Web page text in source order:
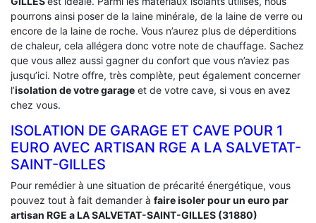
pourrons ainsi poser de la laine minérale, de la laine de verre ou
encore de la laine de roche. Vous n’aurez plus de déperditions
de chaleur, cela allégera donc votre note de chauffage. Sachez
que vous allez aussi gagner du confort que vous n’aviez pas
jusqu’ici. Notre offre, très complète, peut également concerner
l’isolation de votre garage et de votre cave, si vous en avez
chez vous.
ISOLATION DE GARAGE ET CAVE POUR 1
EURO AVEC ARTISAN RGE A LA SALVETAT-
SAINT-GILLES
Pour remédier à une situation de précarité énergétique, vous
pouvez tout à fait demander à faire isoler pour un euro par
artisan RGE a LA SALVETAT-SAINT-GILLES (31880)